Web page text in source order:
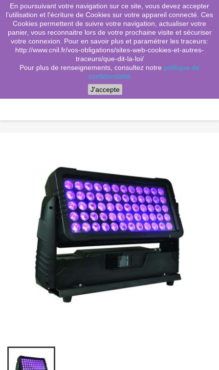
shopping_cart (0)

search
Menu
En poursuivant votre navigation sur ce site, vous devez accepter
l’utilisation et l'écriture de Cookies sur votre appareil connecté. Ces
Cookies permettent de suivre votre navigation, actualiser votre
panier, vous reconnaitre lors de votre prochaine visite et sécuriser
votre connexion. Pour en savoir plus et paramétrer les traceurs:
http://www.cnil.fr/vos-obligations/sites-web-cookies-et-autres-
traceurs/que-dit-la-loi/
Pour plus de renseignements, consultez notre politique de
confidentialité
J'accepte